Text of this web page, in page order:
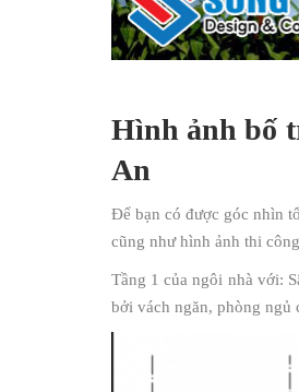
Hình ảnh bố
An
Để bạn có được góc nhìn
cũng như hình ảnh thi
Tầng 1 của ngôi nhà với:
bởi vách ngăn, phòng ngủ